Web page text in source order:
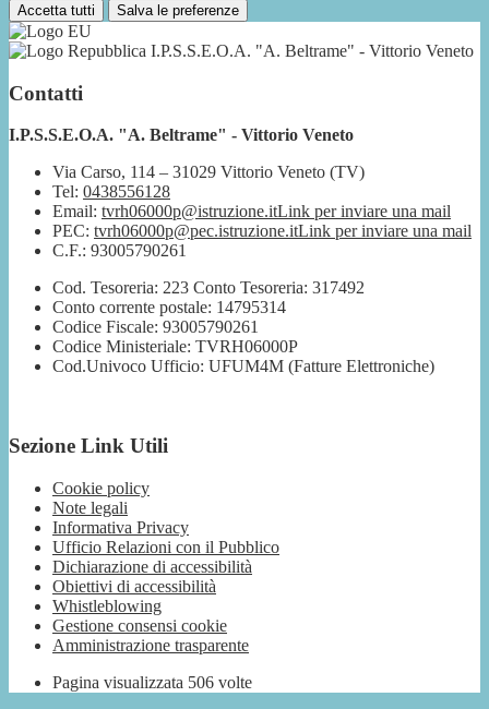
Accetta tutti Salva le preferenze
I.P.S.S.E.O.A. "A. Beltrame" - Vittorio Veneto
Contatti
I.P.S.S.E.O.A. "A. Beltrame" - Vittorio Veneto
Via Carso, 114 – 31029 Vittorio Veneto (TV)
Tel: 0438556128
Email: tvrh06000p@istruzione.itLink per inviare una mail
PEC: tvrh06000p@pec.istruzione.itLink per inviare una mail
C.F.: 93005790261
Cod. Tesoreria: 223 Conto Tesoreria: 317492
Conto corrente postale: 14795314
Codice Fiscale: 93005790261
Codice Ministeriale: TVRH06000P
Cod.Univoco Ufficio: UFUM4M (Fatture Elettroniche)
Sezione Link Utili
Cookie policy
Note legali
Informativa Privacy
Ufficio Relazioni con il Pubblico
Dichiarazione di accessibilità
Obiettivi di accessibilità
Whistleblowing
Gestione consensi cookie
Amministrazione trasparente
Pagina visualizzata 506 volte